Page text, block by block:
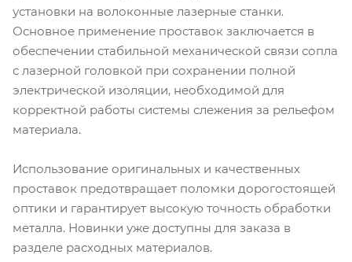
установки на волоконные лазерные станки.
Основное применение проставок заключается в
обеспечении стабильной механической связи сопла
с лазерной головкой при сохранении полной
электрической изоляции, необходимой для
корректной работы системы слежения за рельефом
материала.
Использование оригинальных и качественных
проставок предотвращает поломки дорогостоящей
оптики и гарантирует высокую точность обработки
металла. Новинки уже доступны для заказа в
разделе расходных материалов.